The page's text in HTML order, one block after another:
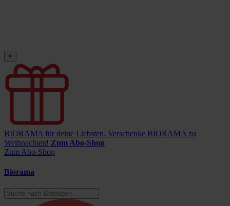
×
BIORAMA für deine Liebsten. Verschenke BIORAMA zu
Weihnachten! Zum Abo-Shop
Zum Abo-Shop
Biorama